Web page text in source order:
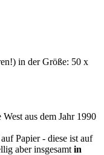
in der Größe: 50 x
aus dem Jahr 1990
Papier - diese ist auf
aber insgesamt in